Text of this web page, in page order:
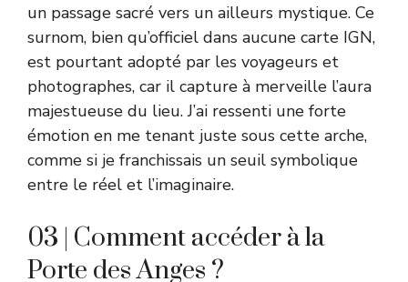
un passage sacré vers un ailleurs mystique. Ce
surnom, bien qu’officiel dans aucune carte IGN,
est pourtant adopté par les voyageurs et
photographes, car il capture à merveille l’aura
majestueuse du lieu. J’ai ressenti une forte
émotion en me tenant juste sous cette arche,
comme si je franchissais un seuil symbolique
entre le réel et l’imaginaire.
03 | Comment accéder à la
Porte des Anges ?